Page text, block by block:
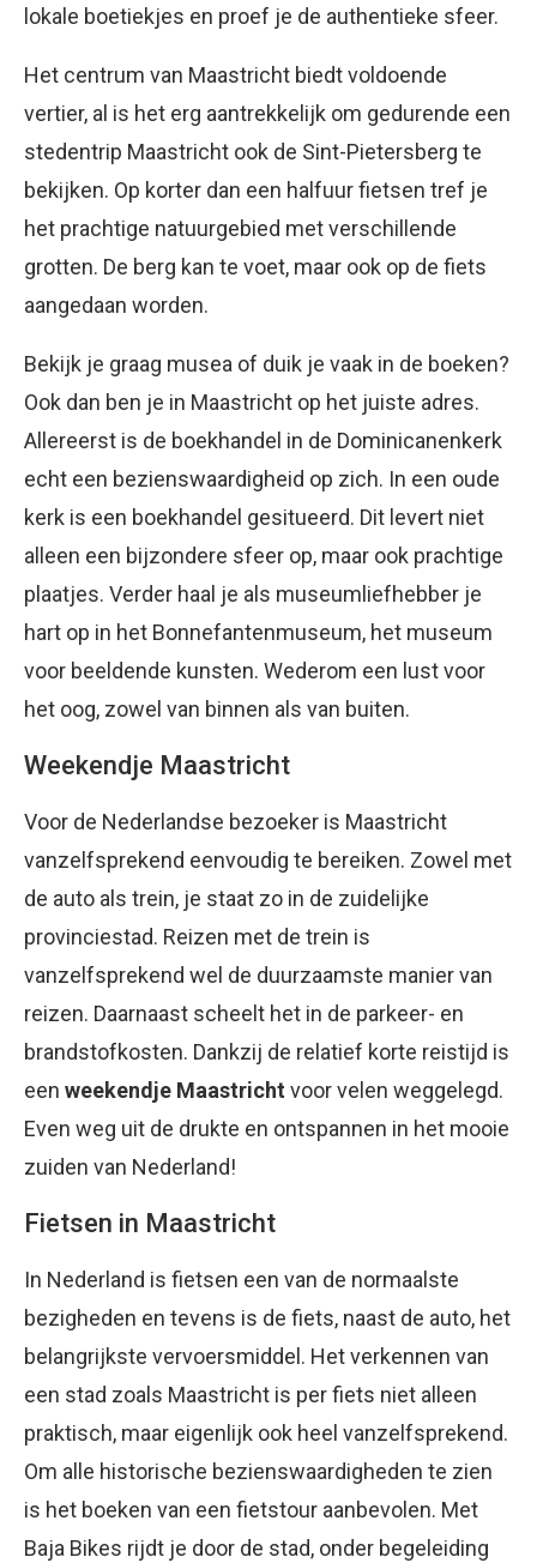
lokale boetiekjes en proef je de authentieke sfeer.
Het centrum van Maastricht biedt voldoende
vertier, al is het erg aantrekkelijk om gedurende een
stedentrip Maastricht ook de Sint-Pietersberg te
bekijken. Op korter dan een halfuur fietsen tref je
het prachtige natuurgebied met verschillende
grotten. De berg kan te voet, maar ook op de fiets
aangedaan worden.
Bekijk je graag musea of duik je vaak in de boeken?
Ook dan ben je in Maastricht op het juiste adres.
Allereerst is de boekhandel in de Dominicanenkerk
echt een bezienswaardigheid op zich. In een oude
kerk is een boekhandel gesitueerd. Dit levert niet
alleen een bijzondere sfeer op, maar ook prachtige
plaatjes. Verder haal je als museumliefhebber je
hart op in het Bonnefantenmuseum, het museum
voor beeldende kunsten. Wederom een lust voor
het oog, zowel van binnen als van buiten.
Weekendje Maastricht
Voor de Nederlandse bezoeker is Maastricht
vanzelfsprekend eenvoudig te bereiken. Zowel met
de auto als trein, je staat zo in de zuidelijke
provinciestad. Reizen met de trein is
vanzelfsprekend wel de duurzaamste manier van
reizen. Daarnaast scheelt het in de parkeer- en
brandstofkosten. Dankzij de relatief korte reistijd is
een weekendje Maastricht voor velen weggelegd.
Even weg uit de drukte en ontspannen in het mooie
zuiden van Nederland!
Fietsen in Maastricht
In Nederland is fietsen een van de normaalste
bezigheden en tevens is de fiets, naast de auto, het
belangrijkste vervoersmiddel. Het verkennen van
een stad zoals Maastricht is per fiets niet alleen
praktisch, maar eigenlijk ook heel vanzelfsprekend.
Om alle historische bezienswaardigheden te zien
is het boeken van een fietstour aanbevolen. Met
Baja Bikes rijdt je door de stad, onder begeleiding